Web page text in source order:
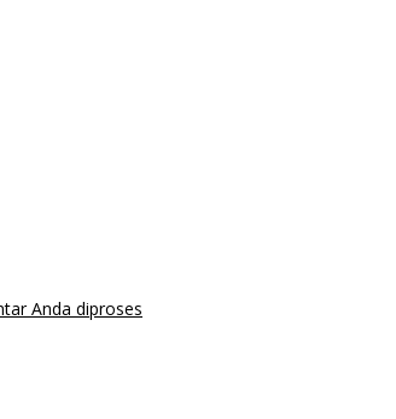
Anda diproses